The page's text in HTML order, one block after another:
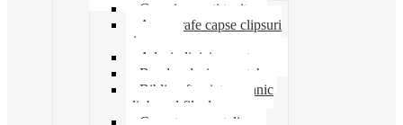
Cosuri suporti tavite
Ace agrafe capse clipsuri
pioneze
Adeziv lipici corectoare
Banda adeziva-scotch
Biblioraft caiet mecanic
clipboard file dosare
Capsatoare metalice